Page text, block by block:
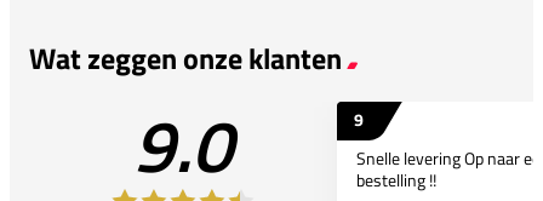
Wat zeggen onze klanten
9.0
9
Snelle levering Op naar
bestelling !!